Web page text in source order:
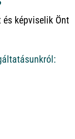
képviselik Önt